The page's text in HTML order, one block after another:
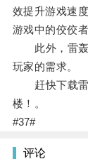
效提升游戏速
游戏中的佼佼者
此外，雷轰
玩家的需求。
赶快下载雷
楼！。
#37#
评论